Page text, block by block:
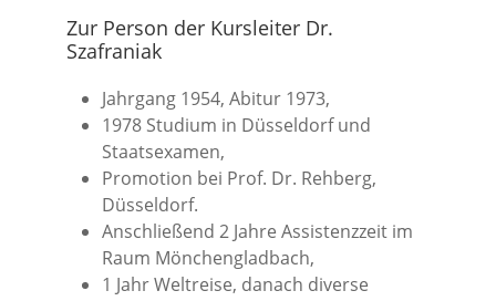
Zur Person der Kursleiter Dr.
Szafraniak
Jahrgang 1954, Abitur 1973,
1978 Studium in Düsseldorf und
Staatsexamen,
Promotion bei Prof. Dr. Rehberg,
Düsseldorf.
Anschließend 2 Jahre Assistenzzeit im
Raum Mönchengladbach,
1 Jahr Weltreise, danach diverse